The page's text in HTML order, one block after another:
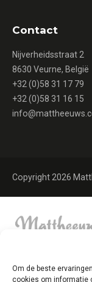
Om de beste
cookies om informatie
Contact
Nijverheidsstraat 2
8630 Veurne, België
+32 (0)58 31 17 79
+32 (0)58 31 16 15
Copyright 2026